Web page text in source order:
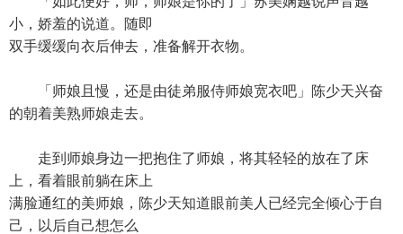
小，娇羞的说道。随即
双手缓缓向衣后伸去，准备解开衣物。
「师娘且慢，还是由徒弟服侍师娘宽衣吧」陈少天兴奋
的朝着美熟师娘走去。
走到师娘身边一把抱住了师娘，将其轻轻的放在了床
上，看着眼前躺在床上
满脸通红的美师娘，陈少天知道眼前美人已经完全倾心于自
己，以后自己想怎么